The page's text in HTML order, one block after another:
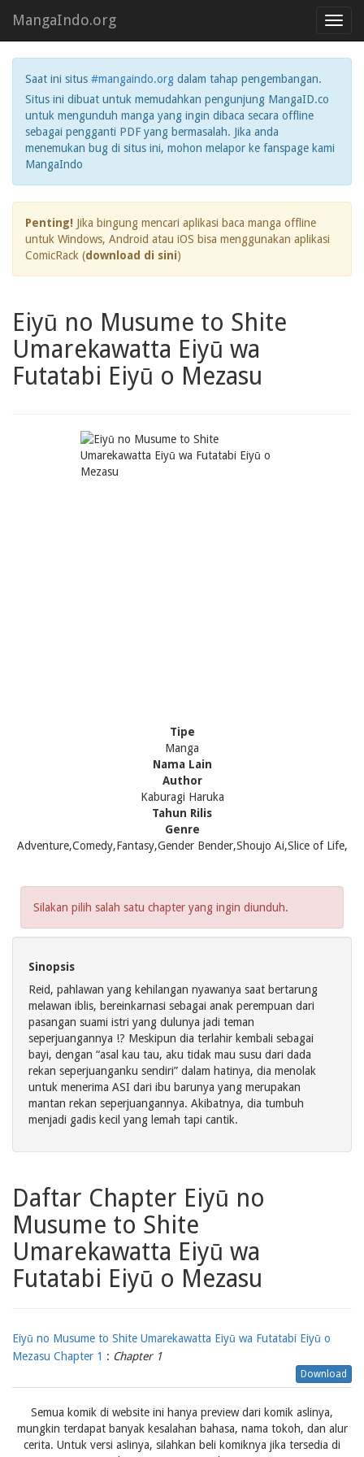
MangaIndo.org
Saat ini situs #mangaindo.org dalam tahap pengembangan.
Situs ini dibuat untuk memudahkan pengunjung MangaID.co
untuk mengunduh manga yang ingin dibaca secara offline
sebagai pengganti PDF yang bermasalah. Jika anda
menemukan bug di situs ini, mohon melapor ke fanspage kami
MangaIndo
Penting! Jika bingung mencari aplikasi baca manga offline
untuk Windows, Android atau iOS bisa menggunakan aplikasi
ComicRack (download di sini)
Eiyū no Musume to Shite
Umarekawatta Eiyū wa
Futatabi Eiyū o Mezasu
Tipe
Manga
Nama Lain
Author
Kaburagi Haruka
Tahun Rilis
Genre
Adventure,Comedy,Fantasy,Gender Bender,Shoujo Ai,Slice of Life,
Silakan pilih salah satu chapter yang ingin diunduh.
Sinopsis
Reid, pahlawan yang kehilangan nyawanya saat bertarung
melawan iblis, bereinkarnasi sebagai anak perempuan dari
pasangan suami istri yang dulunya jadi teman
seperjuangannya !? Meskipun dia terlahir kembali sebagai
bayi, dengan “asal kau tau, aku tidak mau susu dari dada
rekan seperjuanganku sendiri” dalam hatinya, dia menolak
untuk menerima ASI dari ibu barunya yang merupakan
mantan rekan seperjuangannya. Akibatnya, dia tumbuh
menjadi gadis kecil yang lemah tapi cantik.
Daftar Chapter Eiyū no
Musume to Shite
Umarekawatta Eiyū wa
Futatabi Eiyū o Mezasu
Eiyū no Musume to Shite Umarekawatta Eiyū wa Futatabi Eiyū o
Mezasu Chapter 1 : Chapter 1
Download
Semua komik di website ini hanya preview dari komik aslinya,
mungkin terdapat banyak kesalahan bahasa, nama tokoh, dan alur
cerita. Untuk versi aslinya, silahkan beli komiknya jika tersedia di